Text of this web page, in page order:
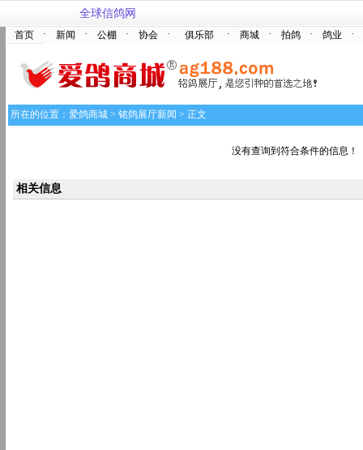
全球信鸽网